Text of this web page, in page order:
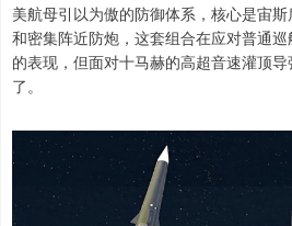
美航母引以为傲的防御体系，核心是宙
和密集阵近防炮，这套组合在应对普通
的表现，但面对十马赫的高超音速灌顶
了。